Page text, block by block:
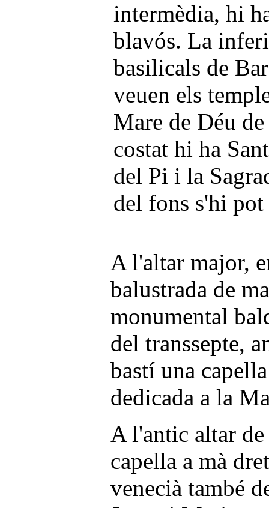
intermèdia, hi
blavós. La
basilicals de
veuen els
Mare de Déu
costat hi ha
del Pi i la
del fons s'hi
A l'altar major,
balustrada de
monumental
del transsepte,
bastí una
dedicada a la
A l'antic altar de
capella a mà
venecià també